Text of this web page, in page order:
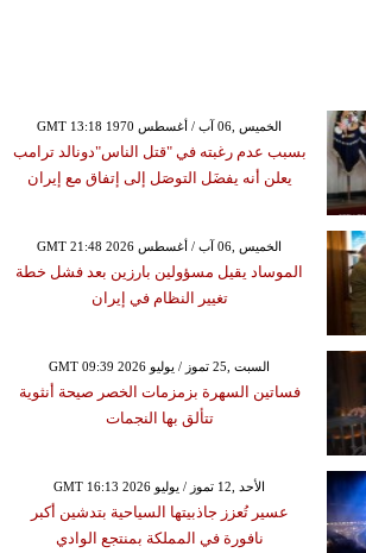
GMT 13:18 1970 الخميس ,06 آب / أغسطس
بسبب عدم رغبته في "قتل الناس"دونالد ترامب
يعلن أنه يفضَل التوصَل إلى إتفاق مع إيران
GMT 21:48 2026 الخميس ,06 آب / أغسطس
الموساد يقيل مسؤولين بارزين بعد فشل خطة
تغيير النظام في إيران
GMT 09:39 2026 السبت ,25 تموز / يوليو
فساتين السهرة بزمزمات الخصر صيحة أنثوية
تتألق بها النجمات
GMT 16:13 2026 الأحد ,12 تموز / يوليو
عسير تُعزز جاذبيتها السياحية بتدشين أكبر
نافورة في المملكة بمنتجع الوادي